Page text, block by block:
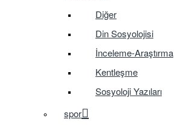
Diğer
Din Sosyolojisi
İnceleme-Araştırma
Kentleşme
Sosyoloji Yazıları
spor